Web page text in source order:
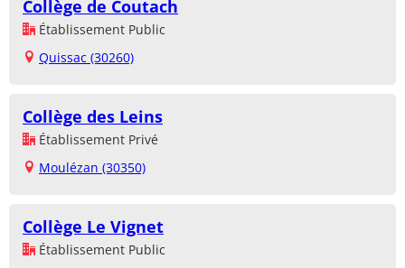
Collège de Coutach
Établissement Public
Quissac (30260)
Collège des Leins
Établissement Privé
Moulézan (30350)
Collège Le Vignet
Établissement Public